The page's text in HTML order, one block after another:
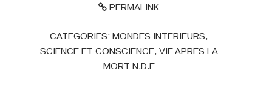
PERMALINK
CATEGORIES:MONDES INTERIEURS,
SCIENCE ET CONSCIENCE, VIE APRES LA
MORT N.D.E